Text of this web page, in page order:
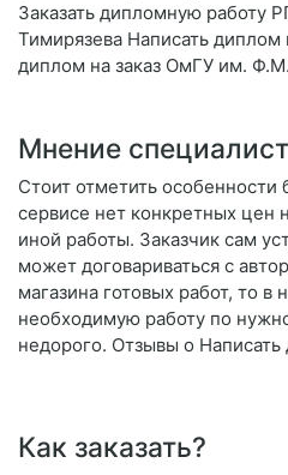
Заказать дипломную работу
Тимирязева Написать диплом
диплом на заказ ОмГУ им.
Мнение
Стоит отметить
сервисе нет конкретных цен
иной работы. Заказчик сам
может договариваться с
магазина готовых работ, то
необходимую работу по
недорого. Отзывы о
Как заказать?